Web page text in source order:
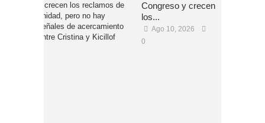
Congreso y crecen
los...
Ago 10, 2026
0